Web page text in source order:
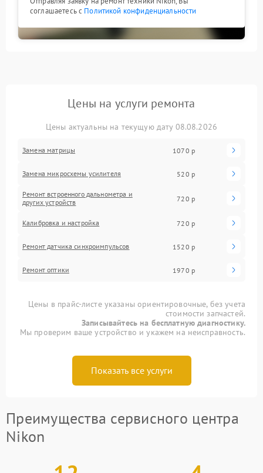
соглашаетесь с Политикой конфиденциальности
Цены на услуги ремонта
Цены актуальны на текущую дату 08.08.2026
Замена матрицы 1070 р
Замена микросхемы усилителя 520 р
Ремонт встроенного дальнометра и
других устройств
720 р
Калибровка и настройка 720 р
Ремонт датчика синхроимпульсов 1520 р
Ремонт оптики 1970 р
Цены в прайс-листе указаны ориентировочные, без учета
стоимости запчастей.
Записывайтесь на бесплатную диагностику.
Мы проверим ваше устройство и укажем на неисправность.
Показать все услуги
Преимущества сервисного центра
Nikon